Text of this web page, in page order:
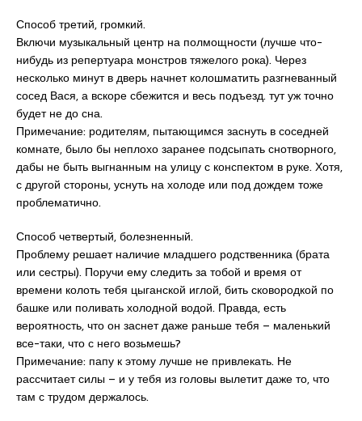
Способ третий, громкий.
Включи музыкальный центр на полмощности (лучше что-
нибудь из репертуара монстров тяжелого рока). Через
несколько минут в дверь начнет колошматить разгневанный
сосед Вася, а вскоре сбежится и весь подъезд. тут уж точно
будет не до сна.
Примечание: родителям, пытающимся заснуть в соседней
комнате, было бы неплохо заранее подсыпать снотворного,
дабы не быть выгнанным на улицу с конспектом в руке. Хотя,
с другой стороны, уснуть на холоде или под дождем тоже
проблематично.
Способ четвертый, болезненный.
Проблему решает наличие младшего родственника (брата
или сестры). Поручи ему следить за тобой и время от
времени колоть тебя цыганской иглой, бить сковородкой по
башке или поливать холодной водой. Правда, есть
вероятность, что он заснет даже раньше тебя – маленький
все-таки, что с него возьмешь?
Примечание: папу к этому лучше не привлекать. Не
рассчитает силы – и у тебя из головы вылетит даже то, что
там с трудом держалось.